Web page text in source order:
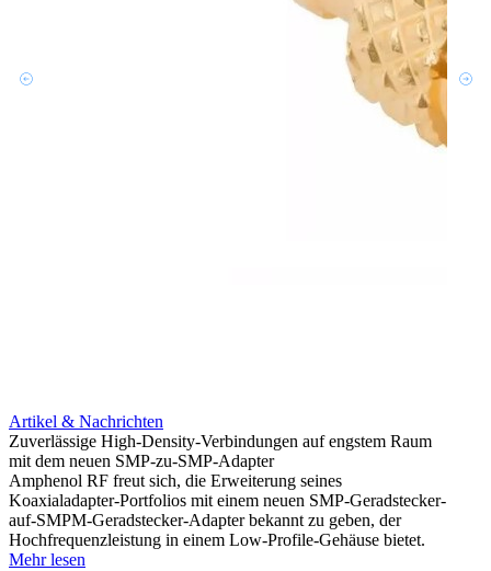
Artikel & Nachrichten
Zuverlässige High-Density-Verbindungen auf engstem Raum
mit dem neuen SMP-zu-SMP-Adapter
Amphenol RF freut sich, die Erweiterung seines
Koaxialadapter-Portfolios mit einem neuen SMP-Geradstecker-
auf-SMPM-Geradstecker-Adapter bekannt zu geben, der
Hochfrequenzleistung in einem Low-Profile-Gehäuse bietet.
Mehr lesen